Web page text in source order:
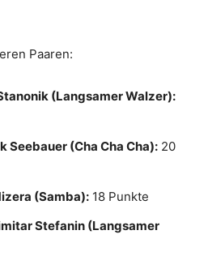
Paaren:
(Langsamer Walzer):
Seebauer (Cha Cha Cha): 20
(Samba): 18 Punkte
Stefanin (Langsamer